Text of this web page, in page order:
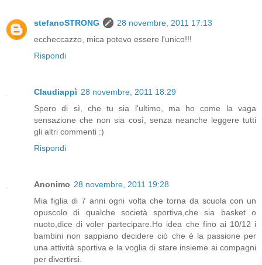
stefanoSTRONG
28 novembre, 2011 17:13
eccheccazzo, mica potevo essere l'unico!!!
Rispondi
Claudiappì 28 novembre, 2011 18:29
Spero di sì, che tu sia l'ultimo, ma ho come la vaga
sensazione che non sia così, senza neanche leggere tutti
gli altri commenti :)
Rispondi
Anonimo 28 novembre, 2011 19:28
Mia figlia di 7 anni ogni volta che torna da scuola con un
opuscolo di qualche società sportiva,che sia basket o
nuoto,dice di voler partecipare.Ho idea che fino ai 10/12 i
bambini non sappiano decidere ciò che è la passione per
una attività sportiva e la voglia di stare insieme ai compagni
per divertirsi.